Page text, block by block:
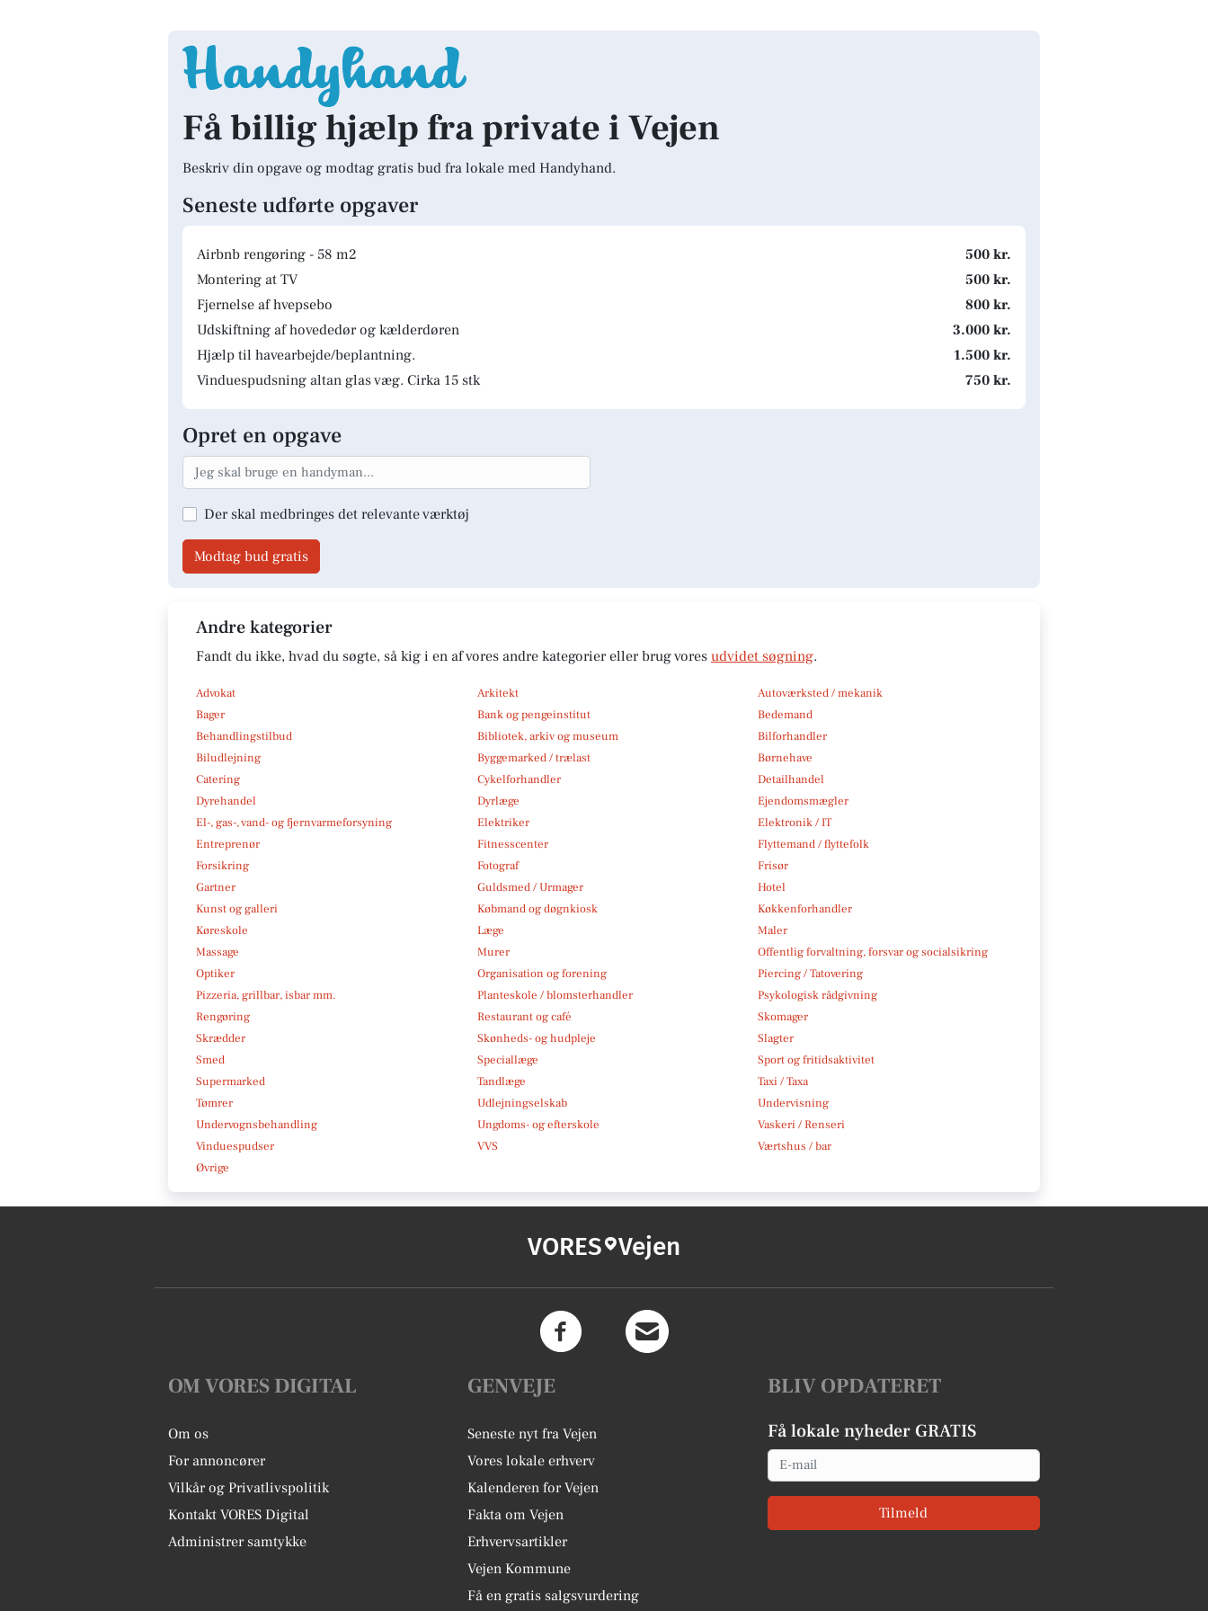
Få billig hjælp fra private i Vejen
Beskriv din opgave og modtag gratis bud fra lokale med Handyhand.
Seneste udførte opgaver
Airbnb rengøring - 58 m2
500 kr.
Montering at TV
500 kr.
Fjernelse af hvepsebo
800 kr.
Udskiftning af hovededør og kælderdøren
3.000 kr.
Hjælp til havearbejde/beplantning.
1.500 kr.
Vinduespudsning altan glas væg. Cirka 15 stk
750 kr.
Opret en opgave
Der skal medbringes det relevante værktøj
Modtag bud gratis
Andre kategorier
Fandt du ikke, hvad du søgte, så kig i en af vores andre kategorier eller brug vores udvidet søgning.
Advokat Arkitekt
Autoværksted / mekanik
Bager
Bank og pengeinstitut
Bedemand
Behandlingstilbud
Bibliotek, arkiv og museum
Bilforhandler
Biludlejning
Byggemarked / trælast
Børnehave
Catering
Cykelforhandler
Detailhandel
Dyrehandel
Dyrlæge
Ejendomsmægler
El-, gas-, vand- og fjernvarmeforsyning
Elektriker
Elektronik / IT
Entreprenør
Fitnesscenter
Flyttemand / flyttefolk
Forsikring
Fotograf
Frisør
Gartner
Guldsmed / Urmager
Hotel
Kunst og galleri
Købmand og døgnkiosk
Køkkenforhandler
Køreskole
Læge
Maler
Massage
Murer
Offentlig forvaltning, forsvar og socialsikring
Optiker
Organisation og forening
Piercing / Tatovering
Pizzeria, grillbar, isbar mm.
Planteskole / blomsterhandler
Psykologisk rådgivning
Rengøring
Restaurant og café
Skomager
Skrædder
Skønheds- og hudpleje
Slagter
Smed
Speciallæge
Sport og fritidsaktivitet
Supermarked
Tandlæge
Taxi / Taxa
Tømrer
Udlejningselskab
Undervisning
Undervognsbehandling
Ungdoms- og efterskole
Vaskeri / Renseri
Vinduespudser
VVS
Værtshus / bar
Øvrige
VORES Vejen
OM VORES DIGITAL
Om os
For annoncører
Vilkår og Privatlivspolitik
Kontakt VORES Digital
Administrer samtykke
GENVEJE
Seneste nyt fra Vejen
Vores lokale erhverv
Kalenderen for Vejen
Fakta om Vejen
Erhvervsartikler
Vejen Kommune
Få en gratis salgsvurdering
BLIV OPDATERET
Få lokale nyheder GRATIS
Email
Tilmeld